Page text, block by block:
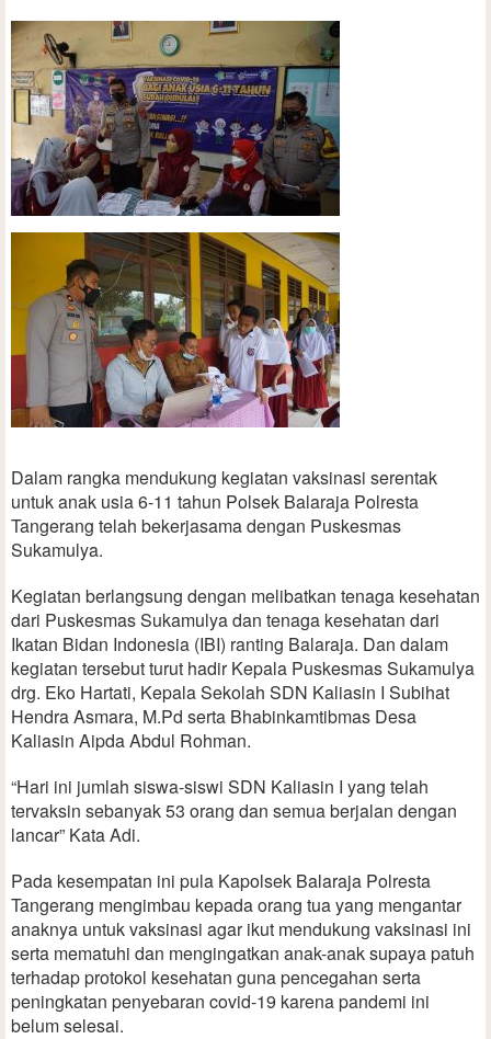
Dalam rangka mendukung kegiatan vaksinasi serentak
untuk anak usia 6-11 tahun Polsek Balaraja Polresta
Tangerang telah bekerjasama dengan Puskesmas
Sukamulya.
Kegiatan berlangsung dengan melibatkan tenaga kesehatan
dari Puskesmas Sukamulya dan tenaga kesehatan dari
Ikatan Bidan Indonesia (IBI) ranting Balaraja. Dan dalam
kegiatan tersebut turut hadir Kepala Puskesmas Sukamulya
drg. Eko Hartati, Kepala Sekolah SDN Kaliasin I Subihat
Hendra Asmara, M.Pd serta Bhabinkamtibmas Desa
Kaliasin Aipda Abdul Rohman.
“Hari ini jumlah siswa-siswi SDN Kaliasin I yang telah
tervaksin sebanyak 53 orang dan semua berjalan dengan
lancar” Kata Adi.
Pada kesempatan ini pula Kapolsek Balaraja Polresta
Tangerang mengimbau kepada orang tua yang mengantar
anaknya untuk vaksinasi agar ikut mendukung vaksinasi ini
serta mematuhi dan mengingatkan anak-anak supaya patuh
terhadap protokol kesehatan guna pencegahan serta
peningkatan penyebaran covid-19 karena pandemi ini
belum selesai.